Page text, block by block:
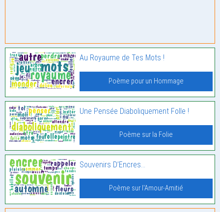
Au Royaume de Tes Mots !
Poème pour un Hommage
Une Pensée Diaboliquement Folle !
Poème sur la Folie
Souvenirs D’Encres…
Poème sur l'Amour-Amitié